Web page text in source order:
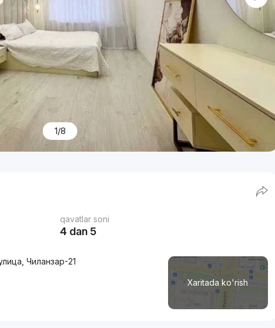
1/8
qavatlar soni
4 dan 5
Xaritada ko'rish
Чиланзар-21